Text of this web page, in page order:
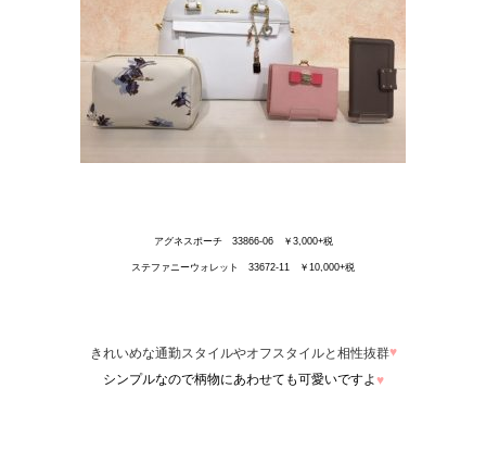
アグネスポーチ 33866-06 ￥3,000+税
ステファニーウォレット 33672-11 ￥10,000+税
きれいめな通勤スタイルやオフスタイルと相性抜群♥
シンプルなので柄物にあわせても可愛いですよ♥